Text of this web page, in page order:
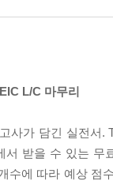
L/C 마무리
사가 담긴 실전서
서 받을 수 있는
수에 따라 예상 점